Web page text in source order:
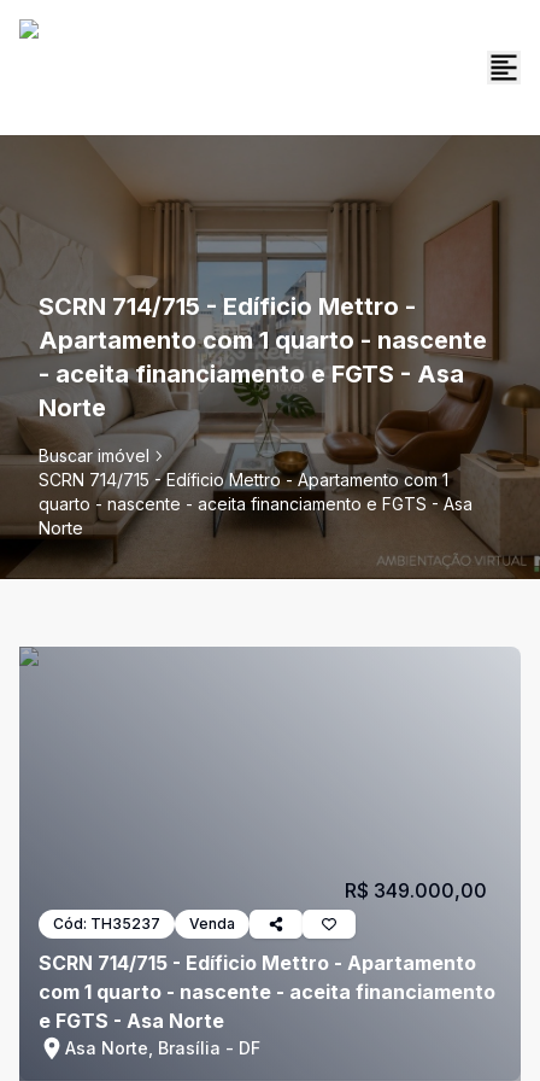
SCRN 714/715 - Edíficio Mettro -
Apartamento com 1 quarto - nascente
- aceita financiamento e FGTS - Asa
Norte
Buscar imóvel
SCRN 714/715 - Edíficio Mettro - Apartamento com 1
quarto - nascente - aceita financiamento e FGTS - Asa
Norte
Cód: TH35237 Venda
SCRN 714/715 - Edíficio Mettro - Apartamento
com 1 quarto - nascente - aceita financiamento
e FGTS - Asa Norte
Asa Norte, Brasília - DF
R$ 349.000,00